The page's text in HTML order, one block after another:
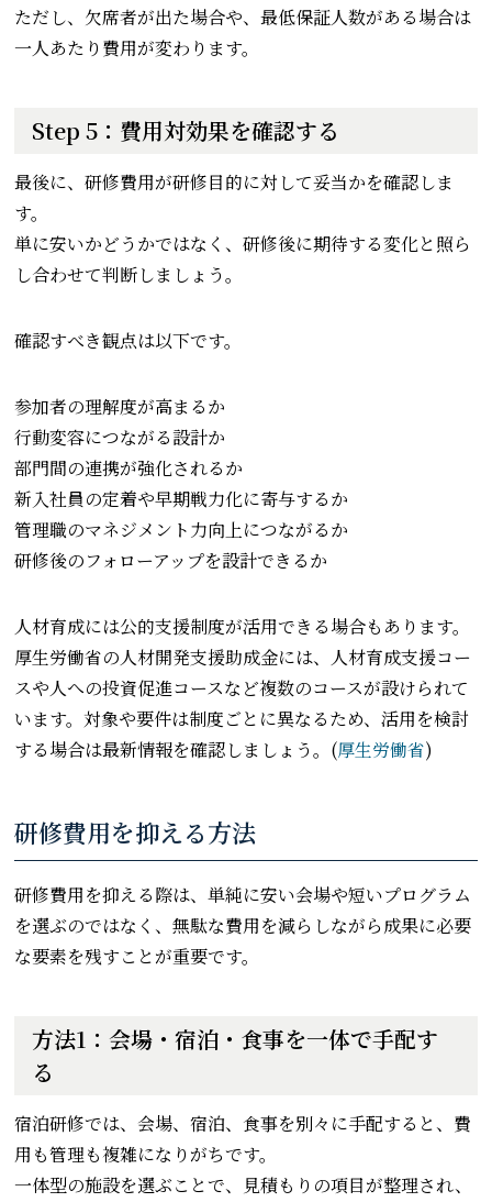
ただし、欠席者が出た場合や、最低保証人数がある場合は
一人あたり費用が変わります。
Step 5：費用対効果を確認する
最後に、研修費用が研修目的に対して妥当かを確認しま
す。
単に安いかどうかではなく、研修後に期待する変化と照ら
し合わせて判断しましょう。
確認すべき観点は以下です。
参加者の理解度が高まるか
行動変容につながる設計か
部門間の連携が強化されるか
新入社員の定着や早期戦力化に寄与するか
管理職のマネジメント力向上につながるか
研修後のフォローアップを設計できるか
人材育成には公的支援制度が活用できる場合もあります。
厚生労働省の人材開発支援助成金には、人材育成支援コー
スや人への投資促進コースなど複数のコースが設けられて
います。対象や要件は制度ごとに異なるため、活用を検討
する場合は最新情報を確認しましょう。(厚生労働省)
研修費用を抑える方法
研修費用を抑える際は、単純に安い会場や短いプログラム
を選ぶのではなく、無駄な費用を減らしながら成果に必要
な要素を残すことが重要です。
方法1：会場・宿泊・食事を一体で手配す
る
宿泊研修では、会場、宿泊、食事を別々に手配すると、費
用も管理も複雑になりがちです。
一体型の施設を選ぶことで、見積もりの項目が整理され、